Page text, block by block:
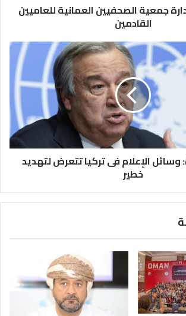
جمعية الصحفيين العمانية للعاميين
القادمين
وسائل الإعلام فى تركيا تتعرض لتهديد
خطير